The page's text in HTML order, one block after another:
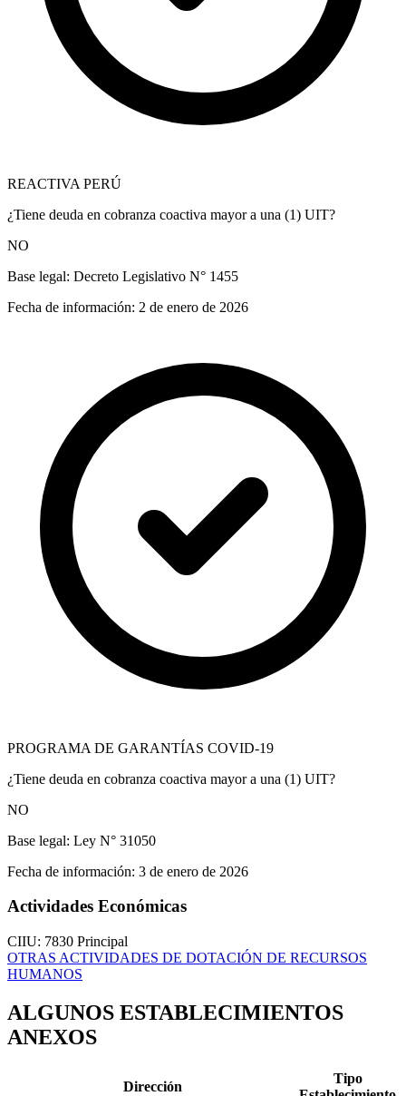
REACTIVA PERÚ
¿Tiene deuda en cobranza coactiva mayor a una (1) UIT?
NO
Base legal: Decreto Legislativo N° 1455
Fecha de información: 2 de enero de 2026
PROGRAMA DE GARANTÍAS COVID-19
¿Tiene deuda en cobranza coactiva mayor a una (1) UIT?
NO
Base legal: Ley N° 31050
Fecha de información: 3 de enero de 2026
Actividades Económicas
CIIU: 7830 Principal
OTRAS ACTIVIDADES DE DOTACIÓN DE RECURSOS
HUMANOS
ALGUNOS ESTABLECIMIENTOS
ANEXOS
Dirección
Tipo